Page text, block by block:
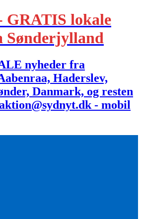
GRATIS lokale
Sønderjylland
nyheder fra
Haderslev,
Danmark, og resten
- mobil